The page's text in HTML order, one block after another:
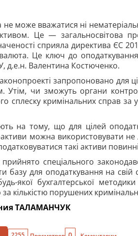
не може вважатися ні
Це — загальносвітова
сприяла директива ЄС
Це ключ до
д.е.н. Валентина Костюченко.
запропоновано для
Утім, чи зможуть органи
сплеску кримінальних справ
на тому, що для цілей
можна використовувати не
такі активи
спеціального
базу для оподаткування на
якої бухгалтерської
кількістю порушених
ТАЛАМАНЧУК